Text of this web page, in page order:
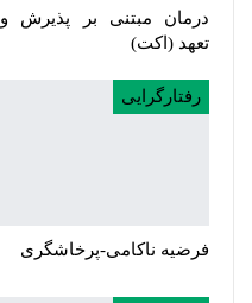
درمان مبتنی بر پذیرش و
تعهد (اکت)
رفتارگرایی
فرضیه ناکامی-پرخاشگری